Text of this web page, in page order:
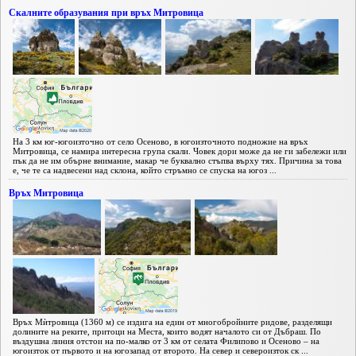
Скалните образувания при връх Митровица
На 3 км юг-югоизточно от село Осеново, в югоизточното подножие на връх
Митровица, се намира интересна група скали. Човек дори може да не ги забележи или
пък да не им обърне внимание, макар че буквално стъпва върху тях. Причина за това
е, че те са надвесени над склона, който стръмно се спуска на югоз ...
Връх Митровица
Връх Мѝтровица (1360 м) се издига на един от многобройните ридове, разделящи
долините на реките, притоци на Места, които водят началото си от Дъбраш. По
въздушна линия отстои на по-малко от 3 км от селата Филипово и Осеново – на
югоизток от първото и на югозапад от второто. На север и североизток ск ...